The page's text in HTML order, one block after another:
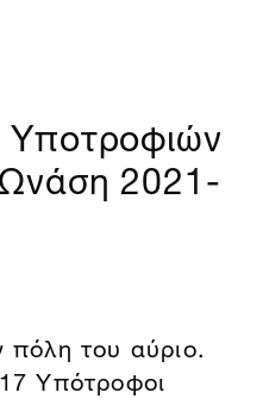
2021-
του αύριο.
Υπότροφοι